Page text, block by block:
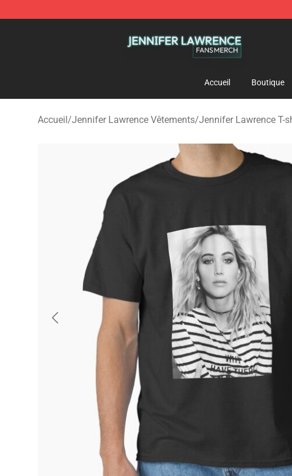
Accueil Boutique
Accueil/Jennifer Lawrence Vêtements/Jennifer Lawrence T-